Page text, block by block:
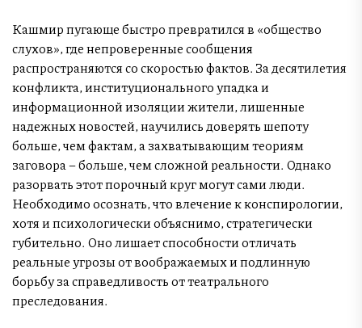
Кашмир пугающе быстро превратился в «общество
слухов», где непроверенные сообщения
распространяются со скоростью фактов. За десятилетия
конфликта, институционального упадка и
информационной изоляции жители, лишенные
надежных новостей, научились доверять шепоту
больше, чем фактам, а захватывающим теориям
заговора – больше, чем сложной реальности. Однако
разорвать этот порочный круг могут сами люди.
Необходимо осознать, что влечение к конспирологии,
хотя и психологически объяснимо, стратегически
губительно. Оно лишает способности отличать
реальные угрозы от воображаемых и подлинную
борьбу за справедливость от театрального
преследования.